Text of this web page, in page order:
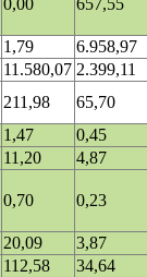
0,00 657,55
1,79
6.958,97
11.580,07 2.399,11
211,98
65,70
1,47
0,45
11,20
4,87
0,70 0,23
20,09
3,87
112,58
34,64